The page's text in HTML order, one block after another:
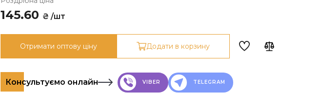
145.60 ₴ /шт
Отримати оптову ціну Додати в корзину
Консультуємо онлайн VIBER TELEGRAM